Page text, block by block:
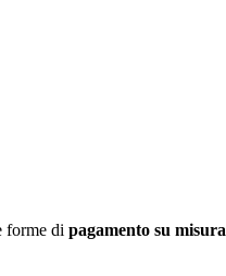
forme di pagamento su misura